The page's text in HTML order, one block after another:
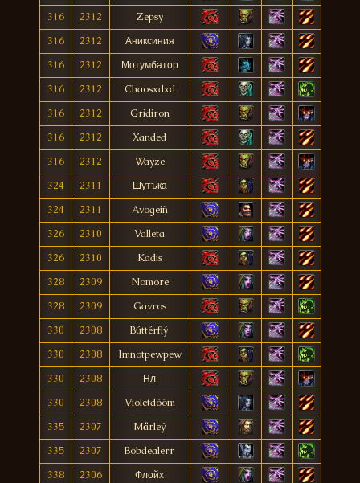
316
2312
Zepsy
316
2312
Аниксиния
316
2312
Мотумбатор
316
2312
Chaosxdxd
316
2312
Gridiron
316
2312
Xanded
316
2312
Wayze
324
2311
Шутъка
324
2311
Avogeiñ
326
2310
Valleta
326
2310
Kadis
328
2309
Nomore
328
2309
Gavros
330
2308
Búttérflý
330
2308
Imnotpewpew
330
2308
Нл
330
2308
Violetdòóm
335
2307
Mårleý
335
2307
Bobdealerr
338
2306
Флойх